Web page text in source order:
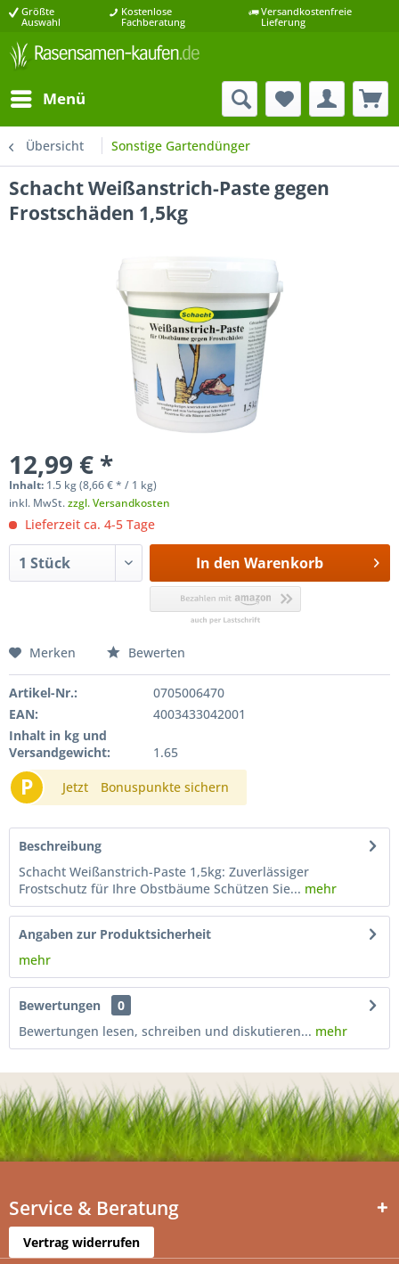
Größte
Auswahl
Kostenlose
Fachberatung
Versandkostenfreie
Lieferung
Menü
Übersicht Sonstige Gartendünger
Schacht Weißanstrich-Paste gegen
Frostschäden 1,5kg
12,99 € *
Inhalt: 1.5 kg (8,66 €* / 1 kg)
inkl. MwSt.zzgl. Versandkosten
Lieferzeit ca. 4-5 Tage
In den Warenkorb
Merken Bewerten
Artikel-Nr.:
0705006470
EAN:
4003433042001
Inhalt in kg und
Versandgewicht:
1.65
P Jetzt Bonuspunkte sichern
Beschreibung
Schacht Weißanstrich-Paste 1,5kg: Zuverlässiger
Frostschutz für Ihre Obstbäume Schützen Sie... mehr
Angaben zur Produktsicherheit
mehr
Bewertungen
0
Bewertungen lesen, schreiben und diskutieren... mehr
Service & Beratung
Vertrag widerrufen